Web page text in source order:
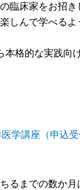
臨床家をお招
しんで学べるよ
本格的な実践向
学講座（申込受
るまでの数か